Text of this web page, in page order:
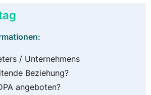
/ Unternehmens
Beziehung?
angeboten?